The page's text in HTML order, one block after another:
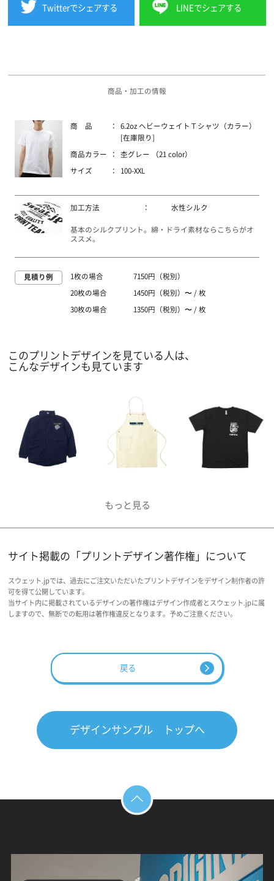
Twitterでシェアする LINEでシェアする
商品・加工の情報
商 品 ：
6.2oz ヘビーウェイトＴシャツ（カラー）
[在庫限り]
商品カラー ： 杢グレー （21 color）
サイズ ： 100-XXL
加工方法 ： 水性シルク
基本のシルクプリント。綿・ドライ素材ならこちらがオ
ススメ。
見積り例 1枚の場合 7150円（税別）
20枚の場合 1450円（税別）〜 / 枚
30枚の場合 1350円（税別）〜 / 枚
このプリントデザインを見ている人は、
こんなデザインも見ています
サイト掲載の「プリントデザイン著作権」について
スウェット.jpでは、過去にご注文いただいたプリントデザインをデザイン制作者の許
可を得て公開しています。
当サイト内に掲載されているデザインの著作権はデザイン作成者とスウェット.jpに属
しますので、無断での転用は著作権違反となります。予めご注意ください。
戻る
デザインサンプル トップへ